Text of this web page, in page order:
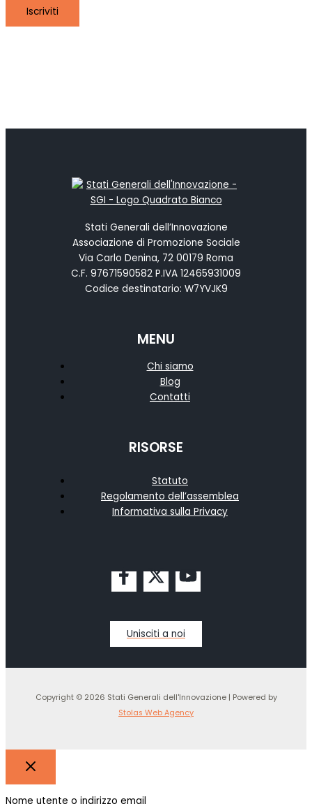
Iscriviti
Stati Generali dell’Innovazione
Associazione di Promozione Sociale
Via Carlo Denina, 72 00179 Roma
C.F. 97671590582 P.IVA 12465931009
Codice destinatario: W7YVJK9
MENU
Chi siamo
Blog
Contatti
RISORSE
Statuto
Regolamento dell’assemblea
Informativa sulla Privacy
Unisciti a noi
Copyright © 2026 Stati Generali dell'Innovazione | Powered by
Stolas Web Agency
Nome utente o indirizzo email